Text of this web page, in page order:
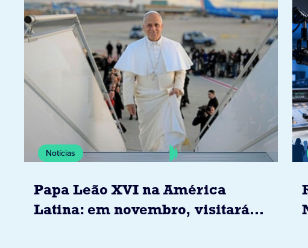
Notícias
Papa Leão XVI na América
Latina: em novembro, visitará